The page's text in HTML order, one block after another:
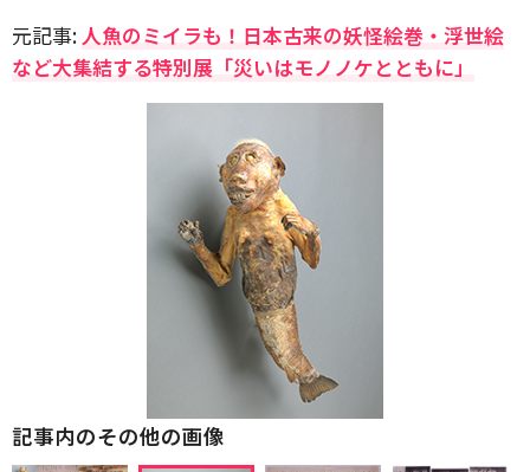
元記事:人魚のミイラも！日本古来の妖怪絵巻・浮世絵
など大集結する特別展「災いはモノノケとともに」
記事内のその他の画像